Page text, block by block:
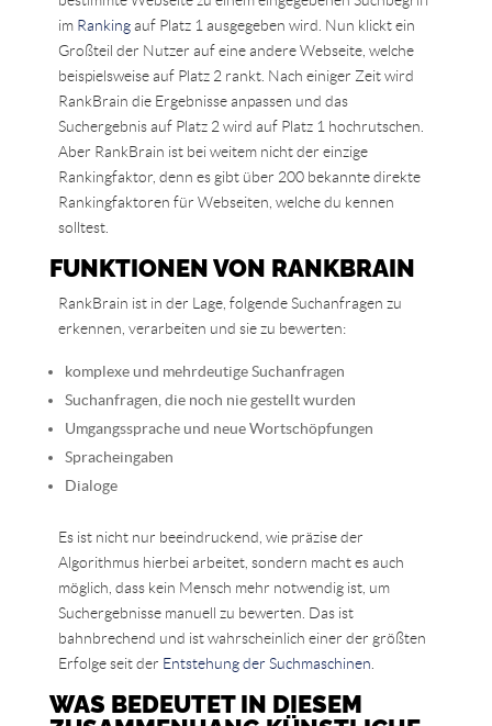
im Rankingauf Platz 1 ausgegeben wird. Nun klickt ein
Großteil der Nutzer auf eine andere Webseite, welche
beispielsweise auf Platz 2 rankt. Nach einiger Zeit wird
RankBrain die Ergebnisse anpassen und das
Suchergebnis auf Platz 2 wird auf Platz 1 hochrutschen.
Aber RankBrain ist bei weitem nicht der einzige
Rankingfaktor, denn es gibt über 200 bekannte direkte
Rankingfaktoren für Webseiten, welche du kennen
solltest.
FUNKTIONEN VON RANKBRAIN
RankBrain ist in der Lage, folgende Suchanfragen zu
erkennen, verarbeiten und sie zu bewerten:
komplexe und mehrdeutige Suchanfragen
Suchanfragen, die noch nie gestellt wurden
Umgangssprache und neue Wortschöpfungen
Spracheingaben
Dialoge
Es ist nicht nur beeindruckend, wie präzise der
Algorithmus hierbei arbeitet, sondern macht es auch
möglich, dass kein Mensch mehr notwendig ist, um
Suchergebnisse manuell zu bewerten. Das ist
bahnbrechend und ist wahrscheinlich einer der größten
Erfolge seit der Entstehung der Suchmaschinen
WAS BEDEUTET IN DIESEM